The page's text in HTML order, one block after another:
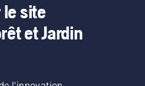
le site
et Jardin